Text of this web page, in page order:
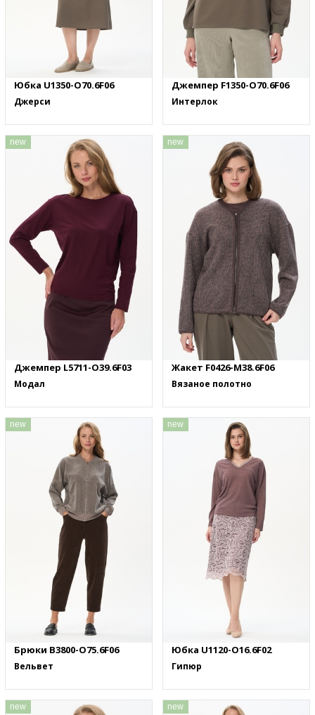
Юбка U1350-O70.6F06
Джерси
Джемпер F1350-O70.6F06
Интерлок
new
Джемпер L5711-O39.6F03
Модал
new
Жакет F0426-M38.6F06
Вязаное полотно
new
Брюки B3800-O75.6F06
Вельвет
new
Юбка U1120-O16.6F02
Гипюр
new new